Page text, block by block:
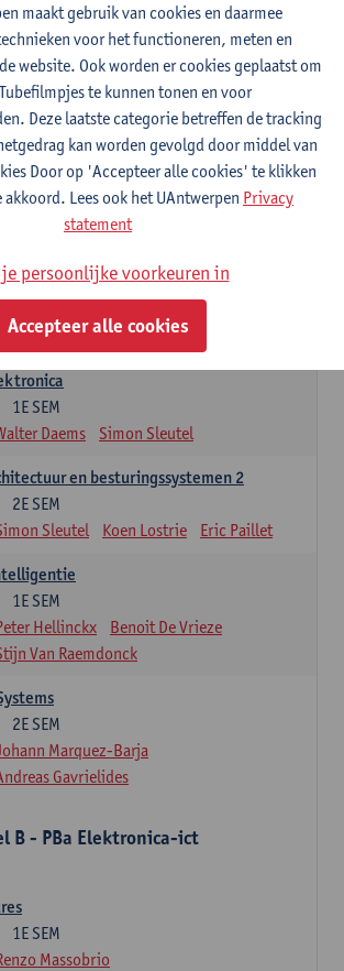
Weyn
Rafael Berkvens
Rreze Halili
Processing
2E SEM
Daems
A - PBa Toegepaste Informatica
elektronica 1
Koen Lostrie
1E SEM
Daems Simon Sleutel
en besturingssystemen 2
2E SEM
Sleutel Koen Lostrie Eric Paillet
1E SEM
Hellinckx
Benoit De Vrieze
Van Raemdonck
2E SEM
Marquez-Barja
Gavrielides
B - PBa Elektronica-ict
1E SEM
Massobrio
maakt gebruik van cookies en daarmee
voor het functioneren, meten en
website. Ook worden er cookies geplaatst om
te kunnen tonen en voor
Deze laatste categorie betreffen de tracking
kan worden gevolgd door middel van
Door op 'Accepteer alle cookies' te klikken
akkoord. Lees ook het UAntwerpen Privacy
statement
persoonlijke voorkeuren in
Accepteer alle cookies